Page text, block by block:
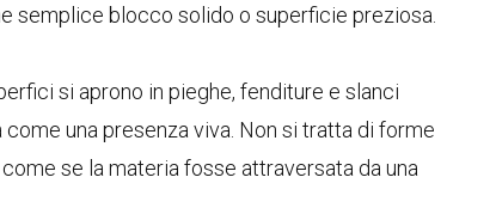
semplice blocco solido o superficie preziosa.
si aprono in pieghe, fenditure e slanci
una presenza viva. Non si tratta di forme
se la materia fosse attraversata da una